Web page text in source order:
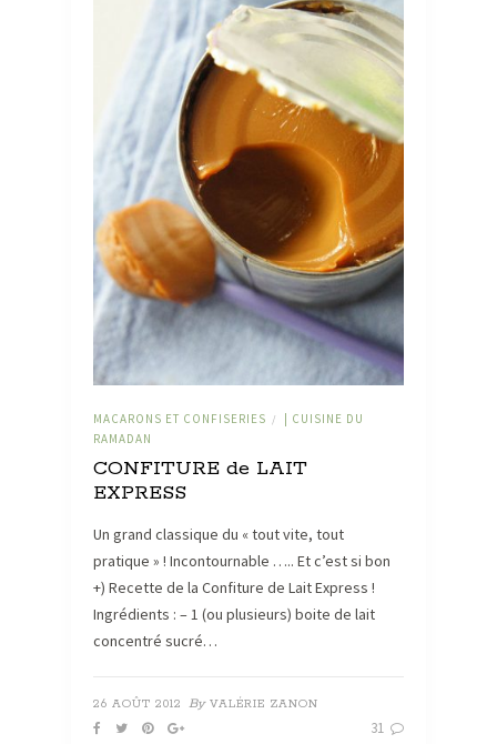
MACARONS ET CONFISERIES /
| CUISINE DU
RAMADAN
CONFITURE de LAIT
EXPRESS
Un grand classique du « tout vite, tout
pratique » ! Incontournable ….. Et c’est si bon
+) Recette de la Confiture de Lait Express !
Ingrédients : – 1 (ou plusieurs) boite de lait
concentré sucré…
26 AOÛT 2012 By VALÉRIE ZANON
31